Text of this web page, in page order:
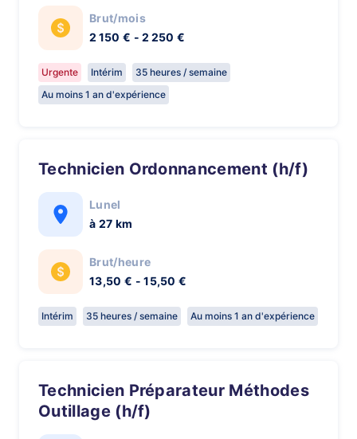
Brut/mois
2 150 € - 2 250 €
Urgente Intérim
35 heures / semaine
Au moins 1 an d'expérience
Technicien Ordonnancement (h/f)
Lunel
à 27 km
Brut/heure
13,50 € - 15,50 €
Intérim 35 heures / semaine Au moins 1 an d'expérience
Technicien Préparateur Méthodes
Outillage (h/f)